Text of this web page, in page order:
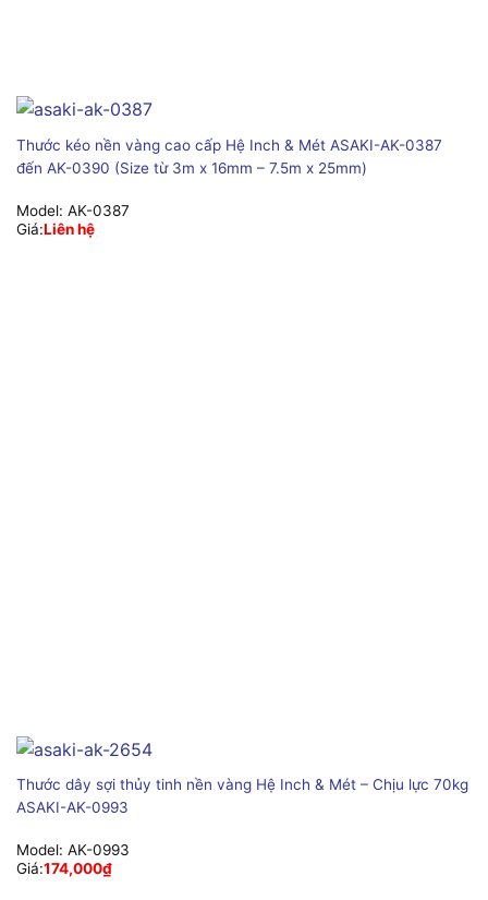
Thước kéo nền vàng cao cấp Hệ Inch & Mét ASAKI-AK-0387
đến AK-0390 (Size từ 3m x 16mm – 7.5m x 25mm)
Model: AK-0387
Giá:Liên hệ
Thước dây sợi thủy tinh nền vàng Hệ Inch & Mét – Chịu lực 70kg
ASAKI-AK-0993
Model: AK-0993
Giá:174,000₫